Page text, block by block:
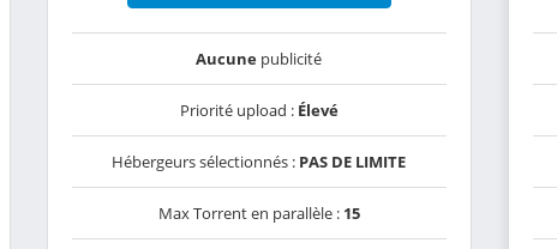
Aucune publicité
Priorité upload : Élevé
Hébergeurs sélectionnés : PAS DE LIMITE
Max Torrent en parallèle : 15